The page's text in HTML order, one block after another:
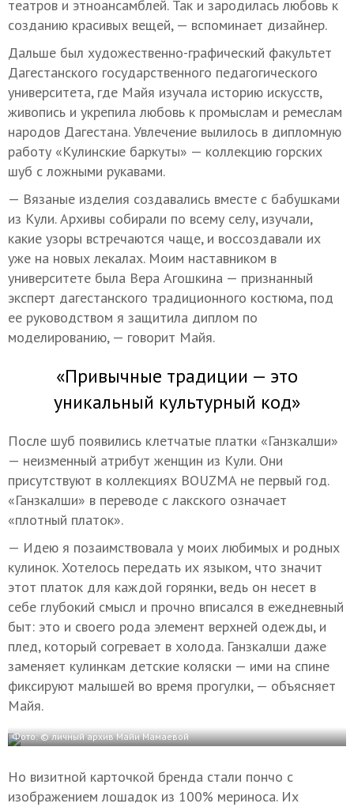
театров и этноансамблей. Так и зародилась любовь к
созданию красивых вещей, — вспоминает дизайнер.
Дальше был художественно-графический факультет
Дагестанского государственного педагогического
университета, где Майя изучала историю искусств,
живопись и укрепила любовь к промыслам и ремеслам
народов Дагестана. Увлечение вылилось в дипломную
работу «Кулинские баркуты» — коллекцию горских
шуб с ложными рукавами.
— Вязаные изделия создавались вместе с бабушками
из Кули. Архивы собирали по всему селу, изучали,
какие узоры встречаются чаще, и воссоздавали их
уже на новых лекалах. Моим наставником в
университете была Вера Агошкина — признанный
эксперт дагестанского традиционного костюма, под
ее руководством я защитила диплом по
моделированию, — говорит Майя.
«Привычные традиции — это
уникальный культурный код»
После шуб появились клетчатые платки «Ганзкалши»
— неизменный атрибут женщин из Кули. Они
присутствуют в коллекциях BOUZMA не первый год.
«Ганзкалши» в переводе с лакского означает
«плотный платок».
— Идею я позаимствовала у моих любимых и родных
кулинок. Хотелось передать их языком, что значит
этот платок для каждой горянки, ведь он несет в
себе глубокий смысл и прочно вписался в ежедневный
быт: это и своего рода элемент верхней одежды, и
плед, который согревает в холода. Ганзкалши даже
заменяет кулинкам детские коляски — ими на спине
фиксируют малышей во время прогулки, — объясняет
Майя.
Фото: © личный архив Майи Мамаевой
Но визитной карточкой бренда стали пончо с
изображением лошадок из 100% мериноса. Их